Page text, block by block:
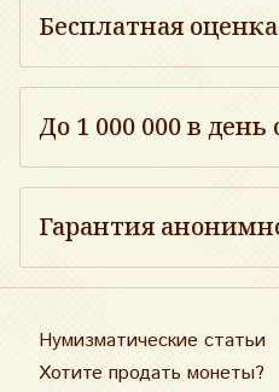
Бесплатная оценка
До 1 000 000 в
Гарантия
Нумизматические статьи
Хотите продать монеты?